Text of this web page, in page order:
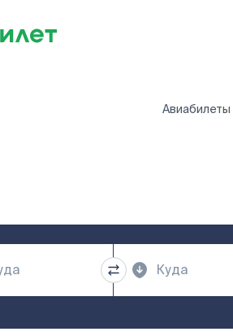
Авиабилеты